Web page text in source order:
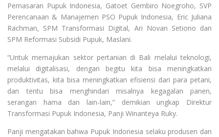
Pemasaran Pupuk Indonesia, Gatoet Gembiro Noegroho, SVP
Perencanaan & Manajemen PSO Pupuk Indonesia, Eric Juliana
Rachman, SPM Transformasi Digital, Ari Novan Setiono dan
SPM Reformasi Subsidi Pupuk, Maslani.
“Untuk memajukan sektor pertanian di Bali melalui teknologi,
melalui digitalisasi, dengan begitu kita bisa meningkatkan
produktivitas, kita bisa meningkatkan efisiensi dari para petani,
dan tentu bisa menghindari misalnya kegagalan panen,
serangan hama dan lain-lain,” demikian ungkap Direktur
Transformasi Pupuk Indonesia, Panji Winanteya Ruky.
Panji mengatakan bahwa Pupuk Indonesia selaku produsen dan